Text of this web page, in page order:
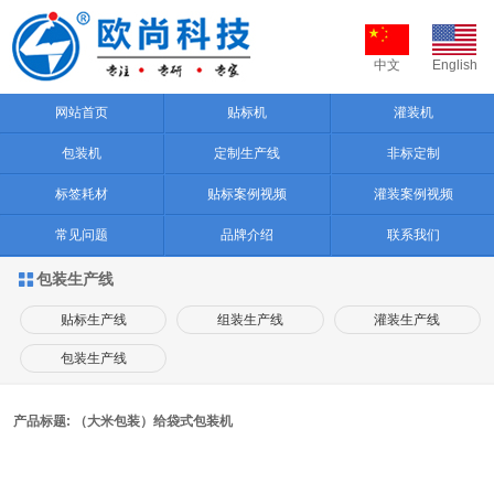
中文 English
网站首页 贴标机 灌装机
包装机 定制生产线 非标定制
标签耗材 贴标案例视频 灌装案例视频
常见问题 品牌介绍 联系我们
 包装生产线
贴标生产线 组装生产线 灌装生产线
包装生产线
产品标题: （大米包装）给袋式包装机